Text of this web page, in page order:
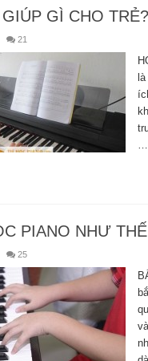
GÌ CHO TRẺ?
21
…
PIANO NHƯ
25